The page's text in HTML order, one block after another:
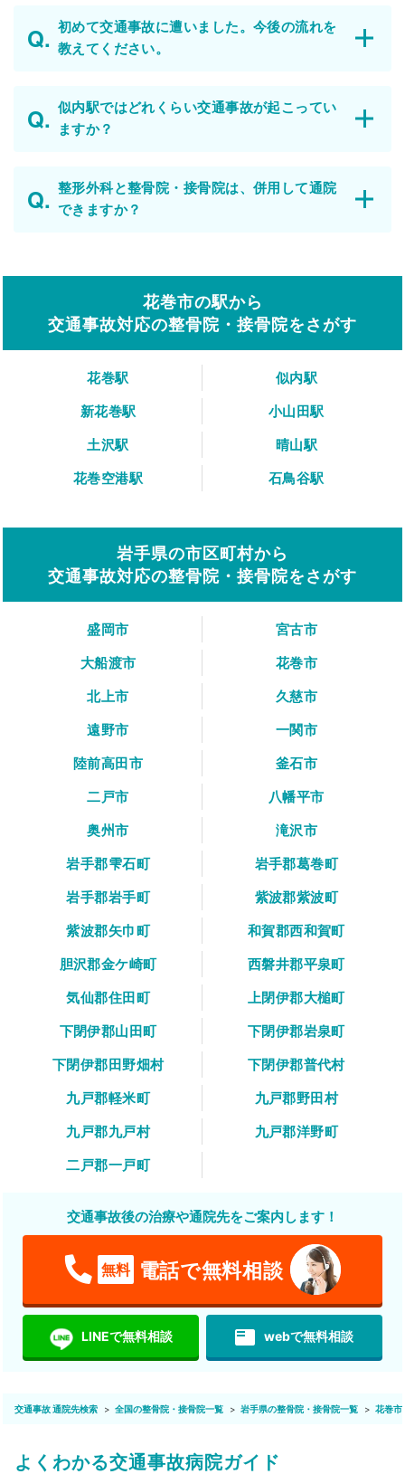
初めて交通事故に遭いました。今後の流れを
教えてください。
似内駅ではどれくらい交通事故が起こってい
ますか？
整形外科と整骨院・接骨院は、併用して通院
できますか？
花巻市の駅から
交通事故対応の整骨院・接骨院をさがす
花巻駅
似内駅
新花巻駅
小山田駅
土沢駅
晴山駅
花巻空港駅
石鳥谷駅
岩手県の市区町村から
交通事故対応の整骨院・接骨院をさがす
盛岡市
宮古市
大船渡市
花巻市
北上市
久慈市
遠野市
一関市
陸前高田市
釜石市
二戸市
八幡平市
奥州市
滝沢市
岩手郡雫石町
岩手郡葛巻町
岩手郡岩手町
紫波郡紫波町
紫波郡矢巾町
和賀郡西和賀町
胆沢郡金ケ崎町
西磐井郡平泉町
気仙郡住田町
上閉伊郡大槌町
下閉伊郡山田町
下閉伊郡岩泉町
下閉伊郡田野畑村
下閉伊郡普代村
九戸郡軽米町
九戸郡野田村
九戸郡九戸村
九戸郡洋野町
二戸郡一戸町
交通事故後の治療や通院先をご案内します！
無料 電話で無料相談
LINEで無料相談 featured_play_list webで無料相談
交通事故 通院先検索 全国の整骨院・接骨院一覧 岩手県の整骨院・接骨院一覧 花巻市
よくわかる交通事故病院ガイド